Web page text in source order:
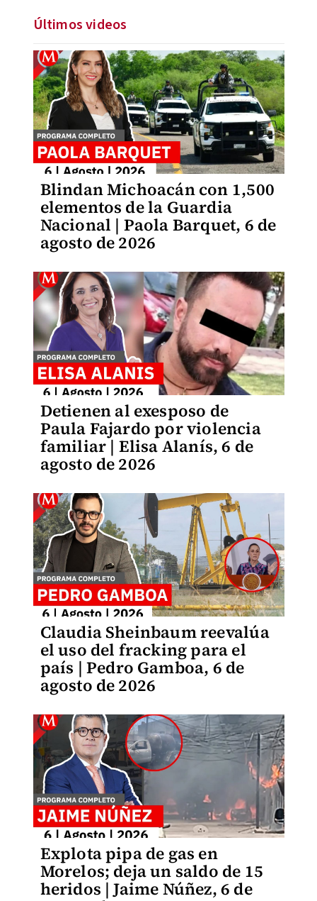
Últimos videos
Blindan Michoacán con 1,500
elementos de la Guardia
Nacional | Paola Barquet, 6 de
agosto de 2026
Detienen al exesposo de
Paula Fajardo por violencia
familiar | Elisa Alanís, 6 de
agosto de 2026
Claudia Sheinbaum reevalúa
el uso del fracking para el
país | Pedro Gamboa, 6 de
agosto de 2026
Explota pipa de gas en
Morelos; deja un saldo de 15
heridos | Jaime Núñez, 6 de